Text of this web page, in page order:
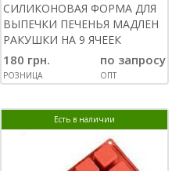
СИЛИКОНОВАЯ ФОРМА ДЛЯ
ВЫПЕЧКИ ПЕЧЕНЬЯ МАДЛЕН
РАКУШКИ НА 9 ЯЧЕЕК
180 грн.
РОЗНИЦА
по запросу
ОПТ
Есть в наличии